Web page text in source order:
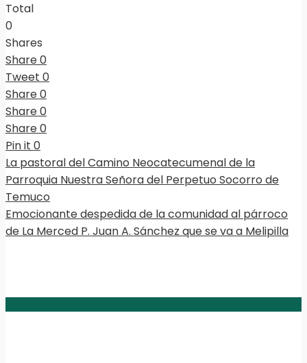
Total
0
Shares
Share0
Tweet 0
Share0
Share0
Share0
Pin it 0
La pastoral del Camino Neocatecumenal de la
Parroquia Nuestra Señora del Perpetuo Socorro de
Temuco
Emocionante despedida de la comunidad al párroco
de La Merced P. Juan A. Sánchez que se va a Melipilla